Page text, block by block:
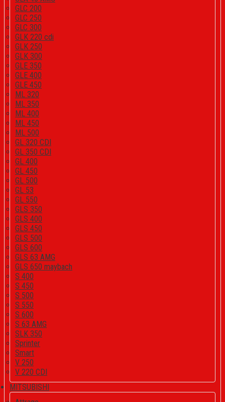
GLC 200
GLC 250
GLC 300
GLK 220 cdi
GLK 250
GLK 300
GLE 350
GLE 400
GLE 450
ML 320
ML 350
ML 400
ML 450
ML 500
GL 320 CDI
GL 350 CDI
GL 400
GL 450
GL 500
GL 53
GL 550
GLS 350
GLS 400
GLS 450
GLS 500
GLS 600
GLS 63 AMG
GLS 650 maybach
S 400
S 450
S 500
S 550
S 600
S 63 AMG
SLK 350
Sprinter
Smart
V 250
V 220 CDI
MITSUBISHI